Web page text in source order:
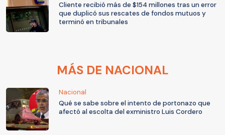
Cliente recibió más de $154 millones tras un error
que duplicó sus rescates de fondos mutuos y
terminó en tribunales
MÁS DE NACIONAL
Nacional
Qué se sabe sobre el intento de portonazo que
afectó al escolta del exministro Luis Cordero